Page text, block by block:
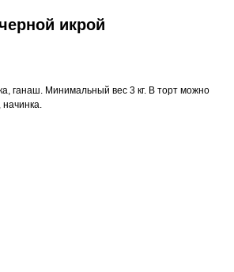
икрой
ганаш. Минимальный вес 3 кг. В торт можно
начинка.